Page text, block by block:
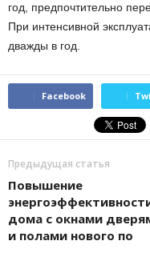
год, предпочтительно
При интенсивной
дважды в год.
Facebook
Предыдущая статья
Повышение
дома с окнами
и полами нового по